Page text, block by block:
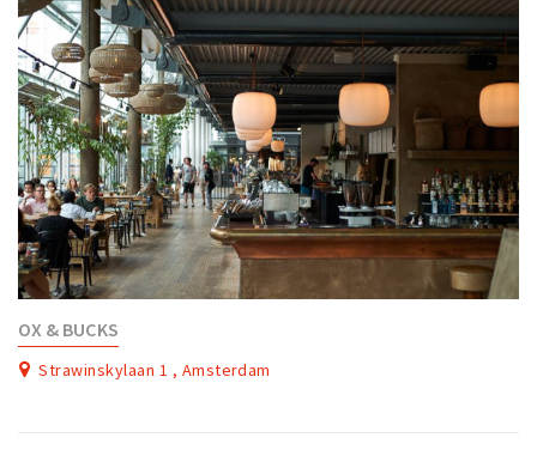
OX & BUCKS
Strawinskylaan 1 , Amsterdam